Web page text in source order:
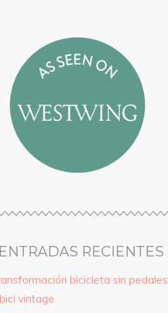
RECIENTES
bicicleta sin pedales
vintage